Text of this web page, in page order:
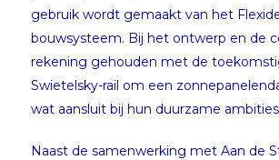
gebruik wordt gemaakt van het
bouwsysteem. Bij het ontwerp en de
rekening gehouden met de
Swietelsky-rail om een
wat aansluit bij hun duurzame
Naast de samenwerking met Aan de